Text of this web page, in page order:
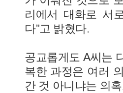
리에서 대화로 서
다”고 밝혔다.
공교롭게도 A씨는
복한 과정은 여러
간 것 아니냐는 의